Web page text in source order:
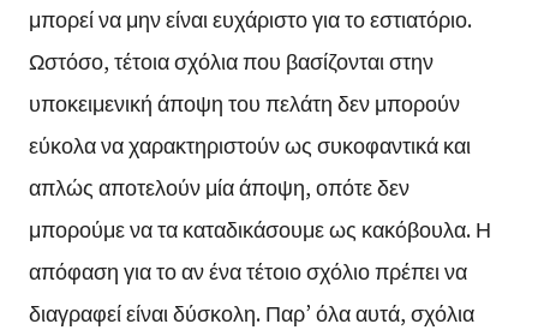
μπορεί να μην είναι ευχάριστο για το εστιατόριο.
Ωστόσο, τέτοια σχόλια που βασίζονται στην
υποκειμενική άποψη του πελάτη δεν μπορούν
εύκολα να χαρακτηριστούν ως συκοφαντικά και
απλώς αποτελούν μία άποψη, οπότε δεν
μπορούμε να τα καταδικάσουμε ως κακόβουλα. Η
απόφαση για το αν ένα τέτοιο σχόλιο πρέπει να
διαγραφεί είναι δύσκολη. Παρ’ όλα αυτά, σχόλια